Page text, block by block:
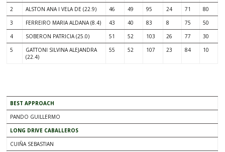
2
ALSTON ANA I VELA DE (22.9) 46 49 95 24 71
80
3
FERREIRO MARIA ALDANA (8.4) 43 40 83 8 75
50
4
SOBERON PATRICIA (25.0) 51 52 103 26 77
30
5
GATTONI SILVINA ALEJANDRA
(22.4)
55 52 107 23 84 10
BEST APPROACH
PANDO GUILLERMO
LONG DRIVE CABALLEROS
CUIÑA SEBASTIAN